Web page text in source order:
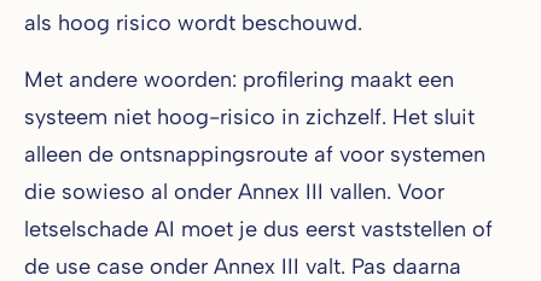
als hoog risico wordt beschouwd.
Met andere woorden: profilering maakt een
systeem niet hoog-risico in zichzelf. Het sluit
alleen de ontsnappingsroute af voor systemen
die sowieso al onder Annex III vallen. Voor
letselschade AI moet je dus eerst vaststellen of
de use case onder Annex III valt. Pas daarna